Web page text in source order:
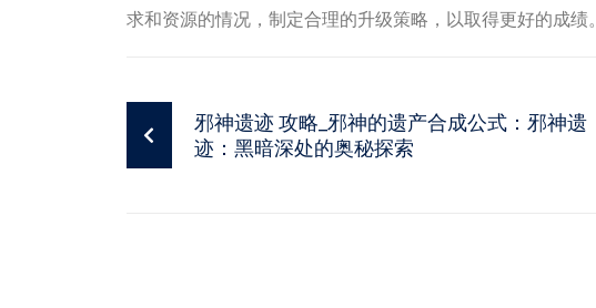
求和资源的情况，制定合理的升级策略，以取得更好的成绩。
邪神遗迹 攻略_邪神的遗产合成公式：邪神遗
迹：黑暗深处的奥秘探索